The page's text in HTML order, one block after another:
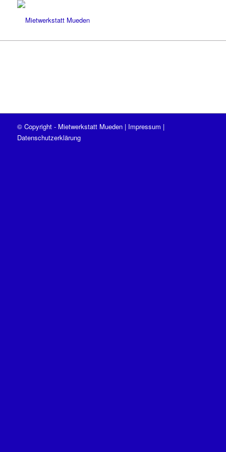
© Copyright - Mietwerkstatt Mueden |Impressum |
Datenschutzerklärung